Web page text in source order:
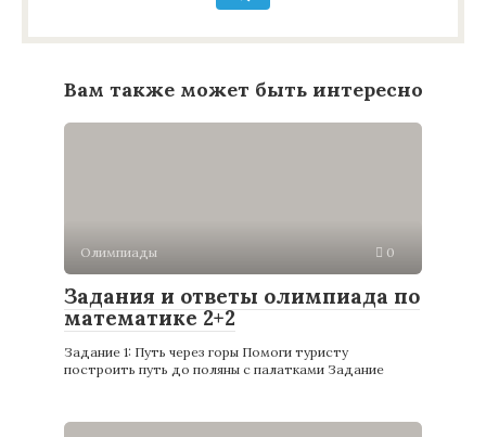
Вам также может быть интересно
Олимпиады 0
Задания и ответы олимпиада по
математике 2+2
Задание 1: Путь через горы Помоги туристу
построить путь до поляны с палатками Задание